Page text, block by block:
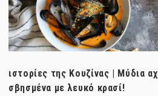
ιστορίες της Κουζίνας | Μύδια
σβησμένα με λευκό κρασί!